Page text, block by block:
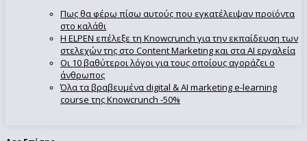
Πως θα φέρω πίσω αυτούς που εγκατέλειψαν προϊόντα
στο καλάθι
Η ELPEN επέλεξε τη Knowcrunch για την εκπαίδευση των
στελεχών της στο Content Marketing και στα AI εργαλεία
Οι 10 βαθύτεροι λόγοι για τους οποίους αγοράζει ο
άνθρωπος
Όλα τα βραβευμένα digital & AI marketing e-learning
course της Knowcrunch -50%